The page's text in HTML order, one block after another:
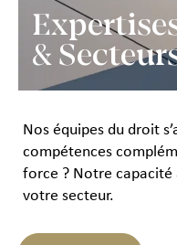
&
Nos équipes du droit
compétences
force ? Notre capacité
votre secteur.